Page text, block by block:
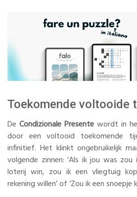
Toekomende voltooide
De Condizionale Presente wordt in
door een voltooid toekomende
infinitief. Het klinkt ongebruikelijk
volgende zinnen: ‘Als ik jou was zou
loterij win, zou ik een vliegtuig
rekening willen’ of ‘Zou ik een snoepje